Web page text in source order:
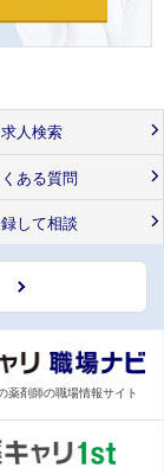
求人検索
くある質問
して相談
薬剤師の職場情報サイト